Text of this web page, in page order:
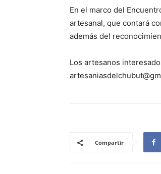
En el marco del
artesanal, que contará
además del
Los artesanos
Compartir